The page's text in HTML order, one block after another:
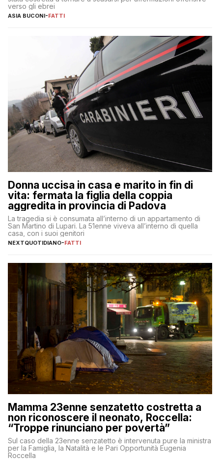
verso gli ebrei
ASIA BUCONI-FATTI
Donna uccisa in casa e marito in fin di
vita: fermata la figlia della coppia
aggredita in provincia di Padova
La tragedia si è consumata all’interno di un appartamento di
San Martino di Lupari. La 51enne viveva all’interno di quella
casa, con i suoi genitori
NEXTQUOTIDIANO-FATTI
Mamma 23enne senzatetto costretta a
non riconoscere il neonato, Roccella:
“Troppe rinunciano per povertà”
Sul caso della 23enne senzatetto è intervenuta pure la ministra
per la Famiglia, la Natalità e le Pari Opportunità Eugenia
Roccella